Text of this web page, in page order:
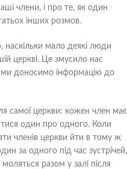
члени, і про те, як один
інших розмов.
мало деякі люди
церкві. Це змусило нас
ми доносимо інформацію до
самої церкви: кожен член має
один про одного. Коли
членів церкви йти в тому ж
за одного під час зустрічей,
разом у залі після